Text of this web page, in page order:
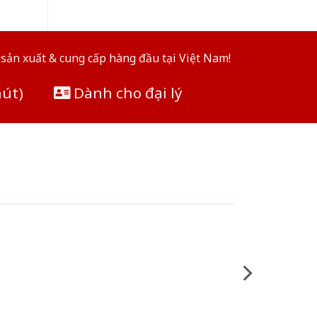
xuất & cung cấp hàng đầu tại Việt Nam!
Dành cho đại lý